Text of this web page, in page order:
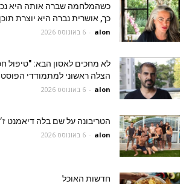
כשהמלחמה שברה אותה היא
כך, אושרית נברה היא יוצרת
alon
- 6 באוגוסט 2026
לא מחכים לאסון הבא: "טיפול
הצלה ראשוני למתמודדי
alon
- 6 באוגוסט 2026
הטריבונה על שם בלה דיאמנט
alon
- 6 באוגוסט 2026
חדשות האוכל